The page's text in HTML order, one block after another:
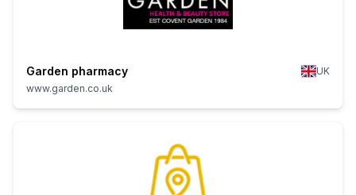
Garden pharmacy
UK
www.garden.co.uk